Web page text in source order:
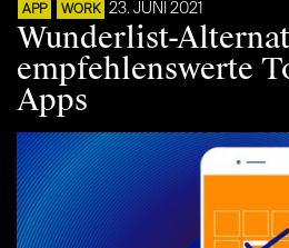
APP WORK 23. JUNI 2021
Wunderlist-
empfehlenswerte
Apps